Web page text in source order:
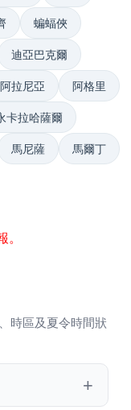
蝙蝠俠
迪亞巴克爾
阿拉尼亞 阿格里
卡拉哈薩爾
馬尼薩 馬爾丁
時區及夏令時間狀